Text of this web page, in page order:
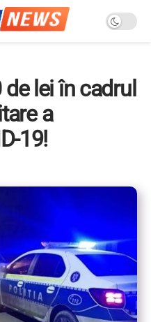
lei în cadrul
a
19!